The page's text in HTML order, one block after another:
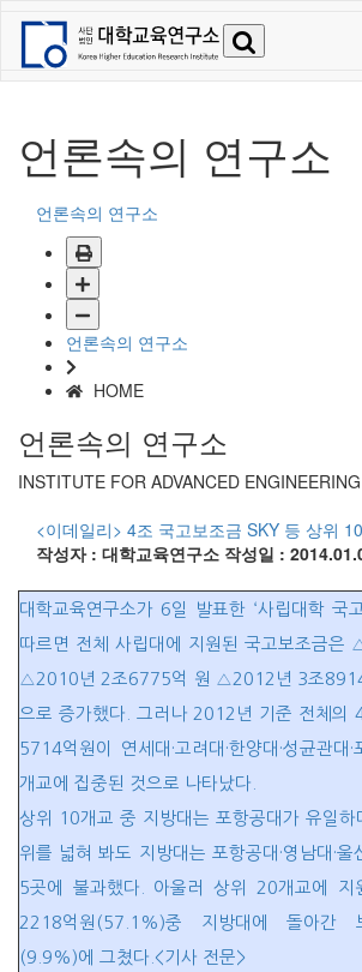
언론속의 연구소
언론속의 연구소
언론속의 연구소
HOME
언론속의 연구소
INSTITUTE FOR ADVANCED ENGINEERING
<이데일리> 4조 국고보조금 SKY 등 상위
작성자 : 대학교육연구소 작성일 :
대학교육연구소가 6일 발표한 ‘사립대학 국
따르면 전체 사립대에 지원된 국고보조금
△2010년 2조6775억 원 △2012년 3조8914
으로 증가했다. 그러나 2012년 기준 전체의
5714억원이 연세대·고려대·한양대·성균관
개교에 집중된 것으로 나타났다.
상위 10개교 중 지방대는 포항공대가 유일
위를 넓혀 봐도 지방대는 포항공대·영남대·울
5곳에 불과했다. 아울러 상위 20개교에 지
2218억원(57.1%)중 지방대에 돌아간
(9.9%)에 그쳤다.<기사 전문>